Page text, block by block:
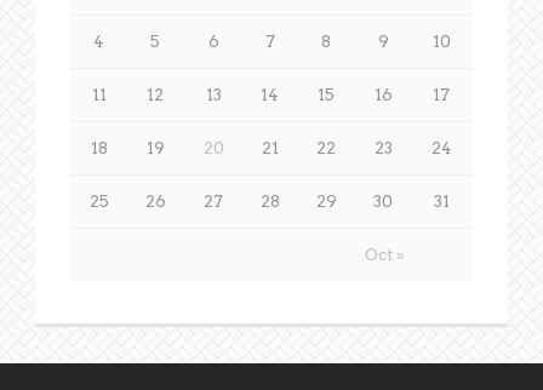
Oct »
4 5 6 7 8 9 10
11 12 13 14 15 16 17
18 19 20 21 22 23 24
25 26 27 28 29 30 31